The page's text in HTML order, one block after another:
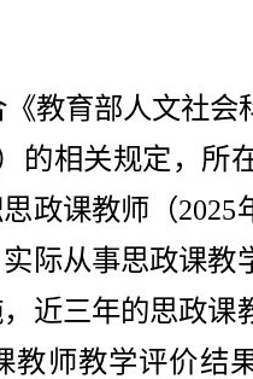
《教育部人文社
的相关规定，
政课教师（2025
际从事思政课教
近三年的思政课
教师教学评价结